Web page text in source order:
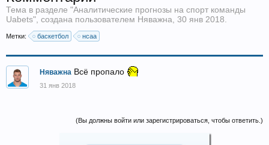
Тема в разделе "Аналитические прогнозы на спорт команды
Uabets", создана пользователем Няважна, 30 янв 2018.
Метки: баскетбол нсаа
Няважна Всё пропало
31 янв 2018
(Вы должны войти или зарегистрироваться, чтобы ответить.)